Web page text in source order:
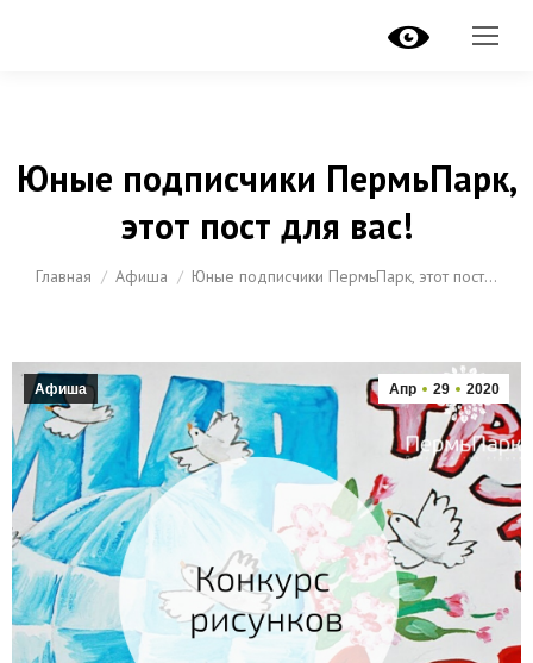
Юные подписчики ПермьПарк,
этот пост для вас!
Вы здесь:
Главная Афиша Юные подписчики ПермьПарк, этот пост…
Апр 29 2020
Афиша